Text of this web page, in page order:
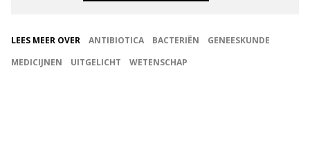
LEES MEER OVER ANTIBIOTICA BACTERIËN
GENEESKUNDE
MEDICIJNEN
UITGELICHT WETENSCHAP